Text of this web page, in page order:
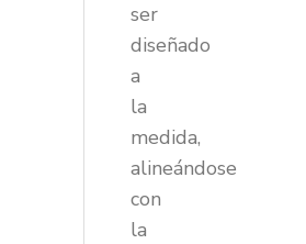
ser
diseñado
a
la
medida,
alineándose
con
la